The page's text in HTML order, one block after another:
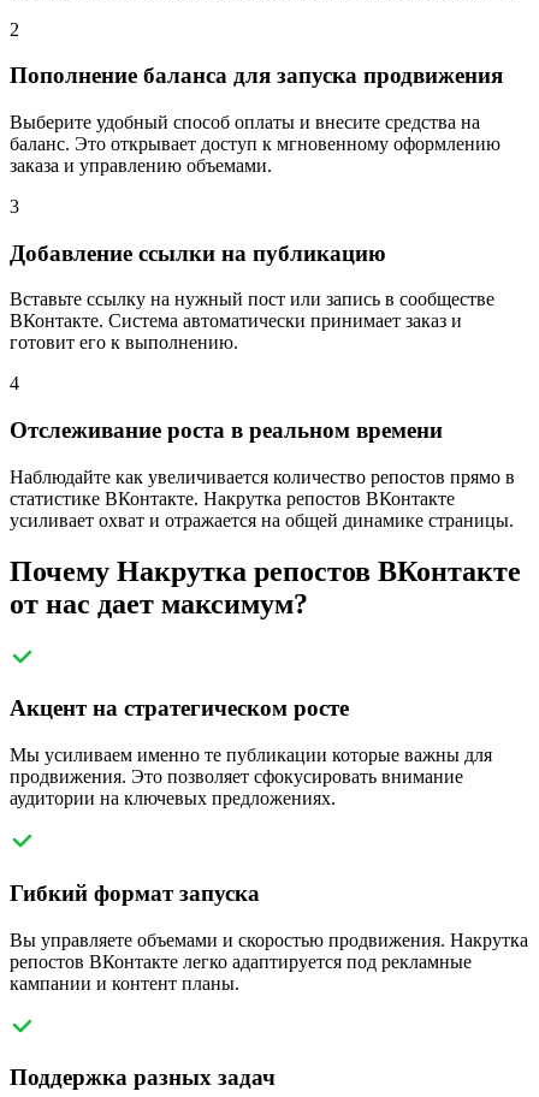
2
Пополнение баланса для запуска продвижения
Выберите удобный способ оплаты и внесите средства на
баланс. Это открывает доступ к мгновенному оформлению
заказа и управлению объемами.
3
Добавление ссылки на публикацию
Вставьте ссылку на нужный пост или запись в сообществе
ВКонтакте. Система автоматически принимает заказ и
готовит его к выполнению.
4
Отслеживание роста в реальном времени
Наблюдайте как увеличивается количество репостов прямо в
статистике ВКонтакте. Накрутка репостов ВКонтакте
усиливает охват и отражается на общей динамике страницы.
Почему Накрутка репостов ВКонтакте
от нас дает максимум?
Акцент на стратегическом росте
Мы усиливаем именно те публикации которые важны для
продвижения. Это позволяет сфокусировать внимание
аудитории на ключевых предложениях.
Гибкий формат запуска
Вы управляете объемами и скоростью продвижения. Накрутка
репостов ВКонтакте легко адаптируется под рекламные
кампании и контент планы.
Поддержка разных задач